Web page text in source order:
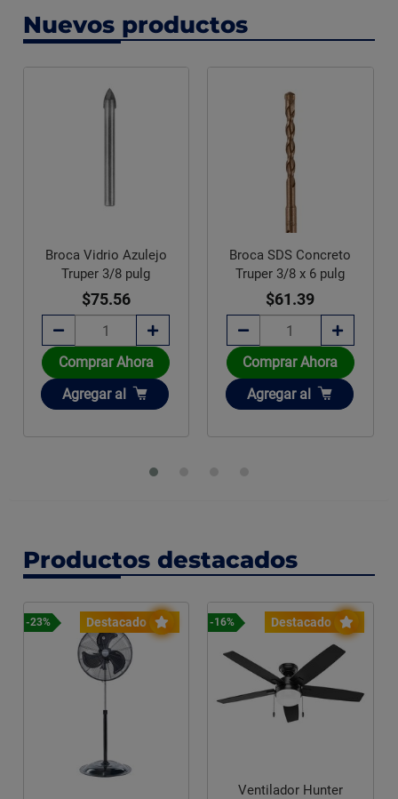
Nuevos productos
Broca Vidrio Azulejo
Truper 3/8 pulg
$75.56
Comprar Ahora
Añadir
Agregar al
Broca SDS Concreto
Truper 3/8 x 6 pulg
$61.39
Comprar Ahora
Añadir
Agregar al
Productos destacados
Destacado
-23% Destacado
-16%
Ventilador Hunter